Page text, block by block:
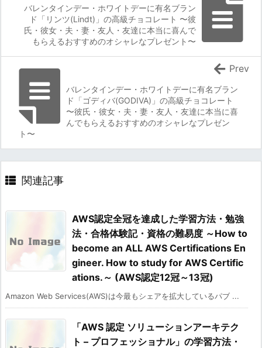
バレンタインデー・ホワイトデーに有名ブラン
ド「リンツ(Lindt)」の高級チョコレート 〜彼
氏・彼女・夫・妻・友人・友達に本当に喜んで
もらえるおすすめのオシャレなプレゼント〜
バレンタインデー・ホワイトデーに有名ブラン
ド「ゴディバ(GODIVA)」の高級チョコレート
〜彼氏・彼女・夫・妻・友人・友達に本当に喜
んでもらえるおすすめのオシャレなプレゼン
ト〜
Prev
関連記事
AWS認定全冠を達成した学習方法・勉強
法・合格体験記・資格の難易度 ～How to
become an ALL AWS Certifications En
gineer. How to study for AWS Certific
ations.～ (AWS認定12冠～13冠)
Amazon Web Services(AWS)は今最もシェアを拡大しているパブ ...
「AWS 認定 ソリューションアーキテク
ト – プロフェッショナル」の学習方法・